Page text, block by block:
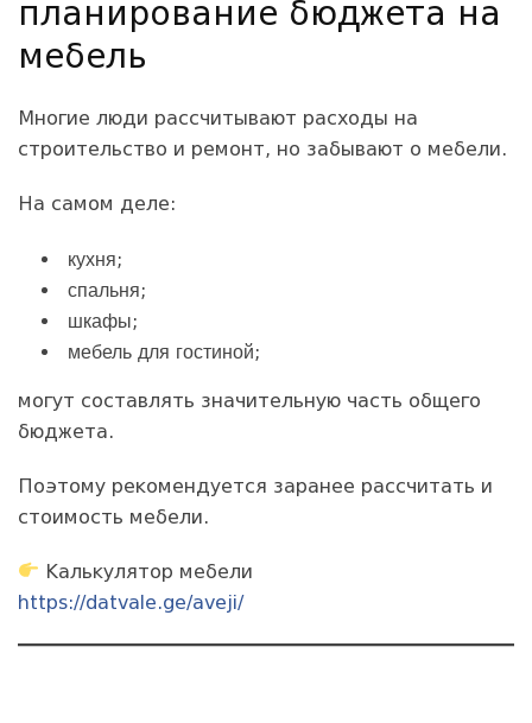
планирование бюджета на
мебель
Многие люди рассчитывают расходы на
строительство и ремонт, но забывают о мебели.
На самом деле:
кухня;
спальня;
шкафы;
мебель для гостиной;
могут составлять значительную часть общего
бюджета.
Поэтому рекомендуется заранее рассчитать и
стоимость мебели.
Калькулятор мебели
https://datvale.ge/aveji/